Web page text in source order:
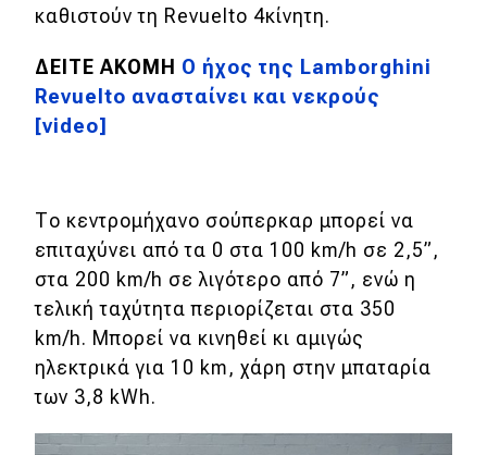
Παρουσιάσεις
DRIVE Away
Μεταχειρισμένο
Οδηγός αγοράς
Συμβουλές
Χρηστικά
Συμβουλές
καθιστούν τη Revuelto 4κίνητη.
ΔΕΙΤΕ ΑΚΟΜΗ Ο ήχος της Lamborghini
Revuelto ανασταίνει και νεκρούς
[video]
Το κεντρομήχανο σούπερκαρ μπορεί να
επιταχύνει από τα 0 στα 100 km/h σε 2,5”,
στα 200 km/h σε λιγότερο από 7”, ενώ η
τελική ταχύτητα περιορίζεται στα 350
km/h. Μπορεί να κινηθεί κι αμιγώς
ηλεκτρικά για 10 km, χάρη στην μπαταρία
των 3,8 kWh.